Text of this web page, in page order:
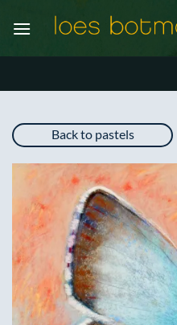
naar
Back to pastels